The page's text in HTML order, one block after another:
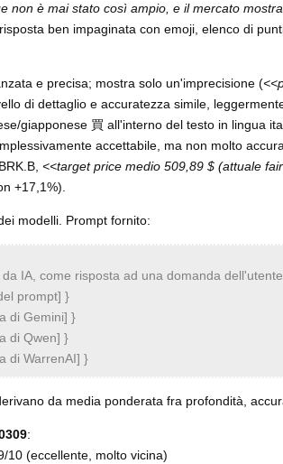
non è mai stato così ampio, e il mercato
ben impaginata con emoji, elenco di
e precisa; mostra solo un'imprecisione (
di dettaglio e accuratezza simile,
giapponese 買 all'interno del testo in lingua
accettabile, ma non molto
<<target price medio 509,89 $ (attuale
+17,1%).
modelli. Prompt fornito:
IA, come risposta ad una domanda
prompt] }
di Gemini] }
di Qwen] }
di WarrenAI] }
da media ponderata fra profondità,
:
10 (eccellente, molto vicina)